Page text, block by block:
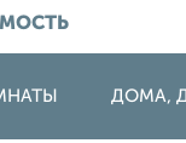
ДОМА,